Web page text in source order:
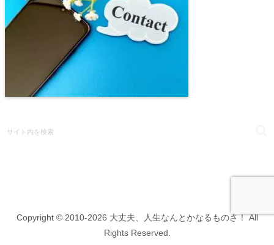
Copyright © 2010-2026 大丈夫、人生なんとかなるものさ！ All
Rights Reserved.